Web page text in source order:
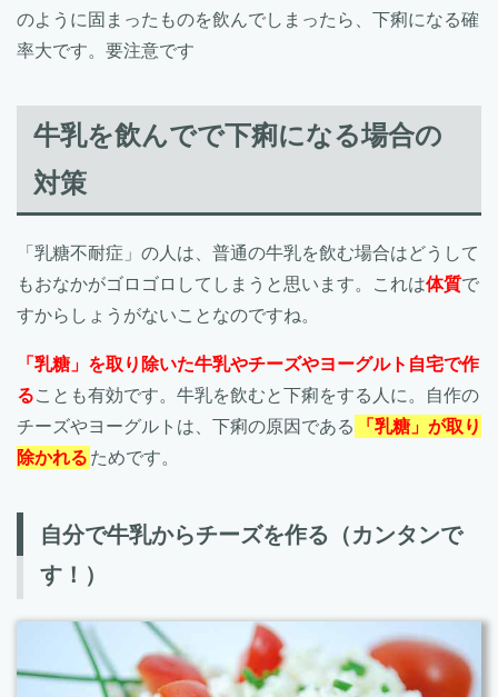
のように固まったものを飲んでしまったら、下痢になる確
率大です。要注意です
牛乳を飲んでで下痢になる場合の
対策
「乳糖不耐症」の人は、普通の牛乳を飲む場合はどうして
もおなかがゴロゴロしてしまうと思います。これは体質で
すからしょうがないことなのですね。
「乳糖」を取り除いた牛乳やチーズやヨーグルト自宅で作
ることも有効です。牛乳を飲むと下痢をする人に。自作の
チーズやヨーグルトは、下痢の原因である
「乳糖」が取り
除かれる ためです。
自分で牛乳からチーズを作る（カンタンで
す！）